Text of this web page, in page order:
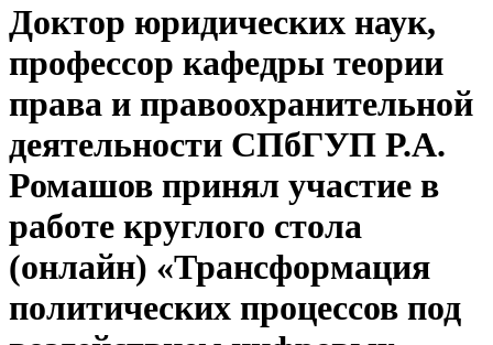
Доктор юридических наук,
профессор кафедры теории
права и правоохранительной
деятельности СПбГУП Р.А.
Ромашов принял участие в
работе круглого стола
(онлайн) «Трансформация
политических процессов под